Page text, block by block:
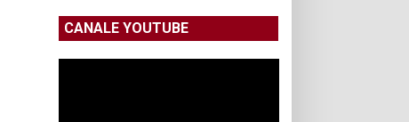
CANALE YOUTUBE